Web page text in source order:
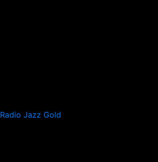
Radio Jazz Gold